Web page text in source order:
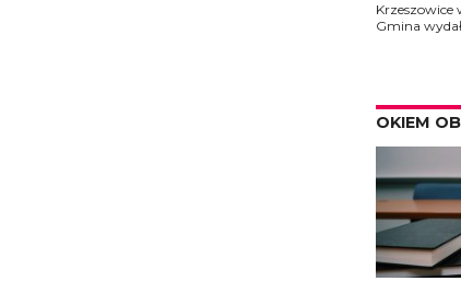
Krzeszowice
Gmina
OKIEM